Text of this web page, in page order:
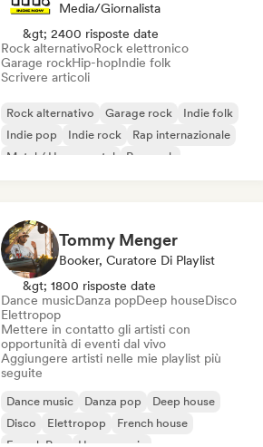
Media/Giornalista
&gt; 2400 risposte date
Rock alternativoRock elettronico
Garage rockHip-hopIndie folk
Scrivere articoli
Rock alternativo Garage rock
Indie folk
Indie pop
Indie rock
Rap internazionale
Metal / Heavy metal
Pop rock
Tommy Menger
Booker, Curatore Di Playlist
&gt; 1800 risposte date
Dance musicDanza popDeep houseDisco
Elettropop
Mettere in contatto gli artisti con
opportunità di eventi dal vivo
Aggiungere artisti nelle mie playlist più
seguite
Dance music Danza pop
Deep house
Disco
Elettropop
French house